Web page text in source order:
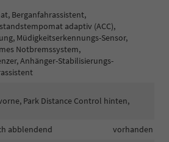
Berganfahrassistent,
adaptiv (ACC),
Müdigkeitserkennungs-Sensor,
Notbremssystem,
Anhänger-Stabilisierungs-
Park Distance Control hinten,
abblendend
vorhanden